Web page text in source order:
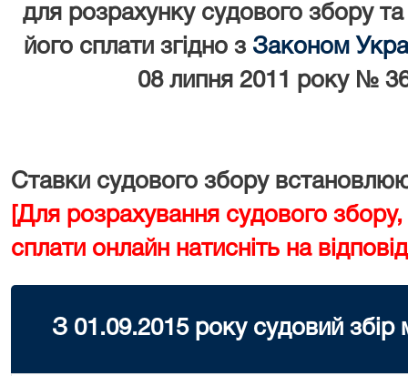
для розрахунку судового збору
його сплати згідно з Законом
08 липня 2011 року №
Ставки судового збору
[Для розрахування судового
сплати онлайн натисніть на
З 01.09.2015 року судовий